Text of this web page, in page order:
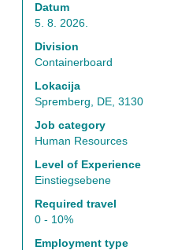
Datum
5. 8. 2026.
Division
Containerboard
Lokacija
Spremberg, DE, 3130
Job category
Human Resources
Level of Experience
Einstiegsebene
Required travel
0 - 10%
Employment type
razmaknicom
da
biste
prikazali
sadržaj
informacija
o
poslu.